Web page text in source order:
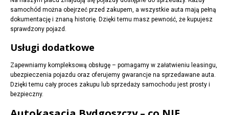
samochód można obejrzeć przed zakupem, a wszystkie auta mają pełną
dokumentację i znaną historię. Dzięki temu masz pewność, że kupujesz
sprawdzony pojazd.
Usługi dodatkowe
Zapewniamy kompleksową obsługę – pomagamy w załatwieniu leasingu,
ubezpieczenia pojazdu oraz oferujemy gwarancje na sprzedawane auta.
Dzięki temu cały proces zakupu lub sprzedaży samochodu jest prosty i
bezpieczny.